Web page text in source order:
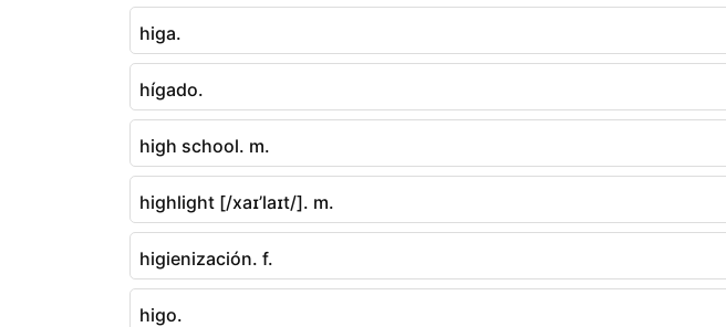
higa.
hígado.
high school. m.
highlight [/xaɪ’laɪt/]. m.
higienización. f.
higo.